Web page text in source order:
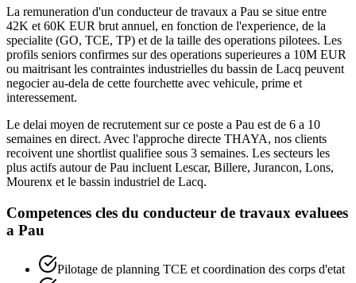
La remuneration d'un conducteur de travaux a Pau se situe entre
42K et 60K EUR brut annuel, en fonction de l'experience, de la
specialite (GO, TCE, TP) et de la taille des operations pilotees. Les
profils seniors confirmes sur des operations superieures a 10M EUR
ou maitrisant les contraintes industrielles du bassin de Lacq peuvent
negocier au-dela de cette fourchette avec vehicule, prime et
interessement.
Le delai moyen de recrutement sur ce poste a Pau est de 6 a 10
semaines en direct. Avec l'approche directe THAYA, nos clients
recoivent une shortlist qualifiee sous 3 semaines. Les secteurs les
plus actifs autour de Pau incluent Lescar, Billere, Jurancon, Lons,
Mourenx et le bassin industriel de Lacq.
Competences cles du conducteur de travaux evaluees
a Pau
Pilotage de planning TCE et coordination des corps d'etat